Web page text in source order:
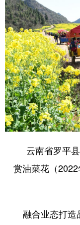
云南省罗平
赏油菜花（
融合业态打